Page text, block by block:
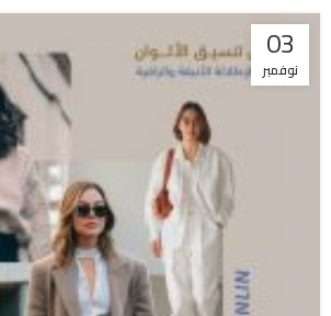
03
نوفمبر